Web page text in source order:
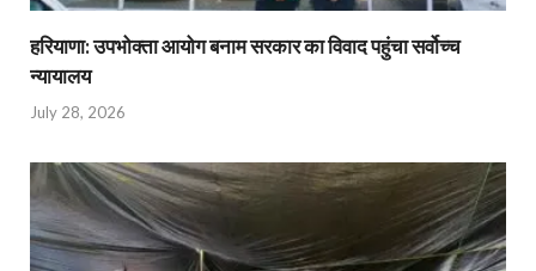
हरियाणा: उपभोक्ता आयोग बनाम सरकार का विवाद पहुंचा सर्वोच्च
न्यायालय
July 28, 2026